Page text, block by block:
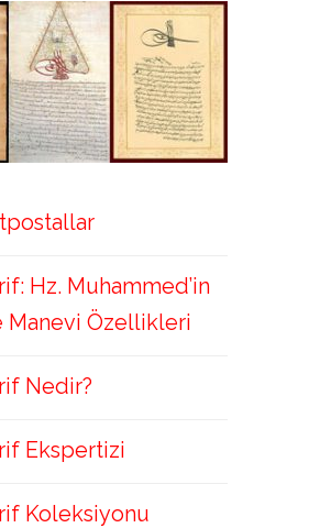
Hz. Muhammed’in
Manevi Özellikleri
Nedir?
Ekspertizi
Koleksiyonu